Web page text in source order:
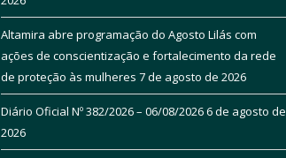
Altamira abre programação do Agosto Lilás com
ações de conscientização e fortalecimento da rede
de proteção às mulheres 7 de agosto de 2026
Diário Oficial Nº 382/2026 – 06/08/20266 de agosto de
2026